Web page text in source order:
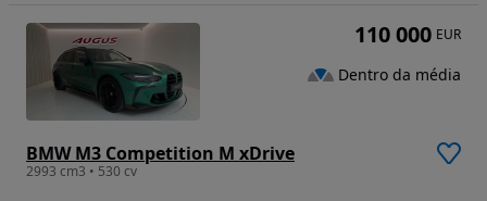
BMW M3 Competition M xDrive
2993 cm3 • 530 cv
110 000 EUR
Dentro da média